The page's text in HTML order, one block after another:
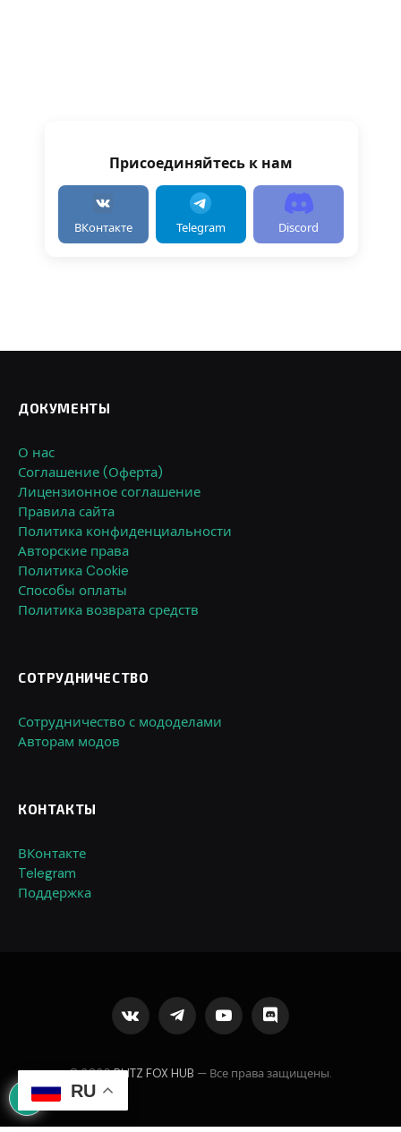
Присоединяйтесь к нам
ВКонтакте Telegram Discord
ДОКУМЕНТЫ
О нас
Соглашение (Оферта)
Лицензионное соглашение
Правила сайта
Политика конфиденциальности
Авторские права
Политика Cookie
Способы оплаты
Политика возврата средств
СОТРУДНИЧЕСТВО
Сотрудничество с мододелами
Авторам модов
КОНТАКТЫ
ВКонтакте
Telegram
Поддержка
VKontakteTelegramYouTubeDiscord
© 2026BLITZ FOX HUB — Все права защищены.
RU